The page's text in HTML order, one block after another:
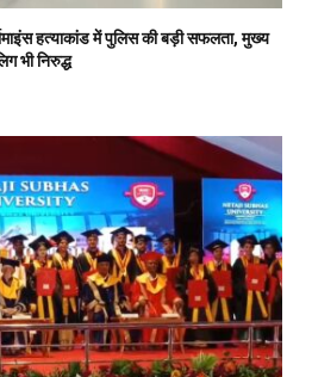
हत्याकांड में पुलिस की बड़ी सफलता, मुख्य
भी निरुद्ध